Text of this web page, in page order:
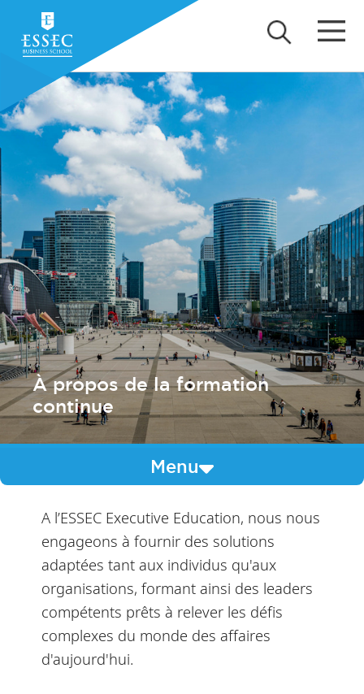
À propos de la formation
continue
Menu
A l’ESSEC Executive Education, nous nous
engageons à fournir des solutions
adaptées tant aux individus qu'aux
organisations, formant ainsi des leaders
compétents prêts à relever les défis
complexes du monde des affaires
d'aujourd'hui.